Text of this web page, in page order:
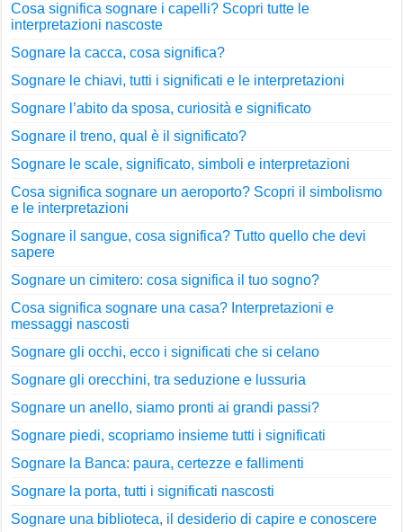
Cosa significa sognare i capelli? Scopri tutte le
interpretazioni nascoste
Sognare la cacca, cosa significa?
Sognare le chiavi, tutti i significati e le interpretazioni
Sognare l’abito da sposa, curiosità e significato
Sognare il treno, qual è il significato?
Sognare le scale, significato, simboli e interpretazioni
Cosa significa sognare un aeroporto? Scopri il simbolismo
e le interpretazioni
Sognare il sangue, cosa significa? Tutto quello che devi
sapere
Sognare un cimitero: cosa significa il tuo sogno?
Cosa significa sognare una casa? Interpretazioni e
messaggi nascosti
Sognare gli occhi, ecco i significati che si celano
Sognare gli orecchini, tra seduzione e lussuria
Sognare un anello, siamo pronti ai grandi passi?
Sognare piedi, scopriamo insieme tutti i significati
Sognare la Banca: paura, certezze e fallimenti
Sognare la porta, tutti i significati nascosti
Sognare una biblioteca, il desiderio di capire e conoscere